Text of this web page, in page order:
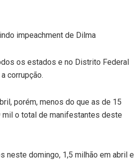
os estados e no Distrito Federal
corrupção.
porém, menos do que as de 15
mil o total de manifestantes deste
neste domingo, 1,5 milhão em abril e